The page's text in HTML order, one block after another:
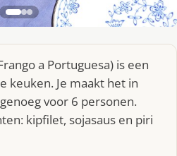
a Portuguesa) is een
keuken. Je maakt het in
voor 6 personen.
kipfilet, sojasaus en piri